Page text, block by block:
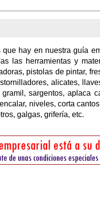
hay en nuestra guía
las herramientas y
pistolas de pintar,
alicates,
sargentos, aplaca
niveles, corta
galgas, grifería, etc.